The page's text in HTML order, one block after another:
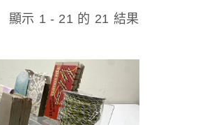
顯示 1 - 21 的 21 結果